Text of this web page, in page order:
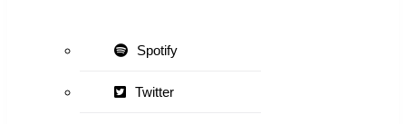
Spotify
Twitter